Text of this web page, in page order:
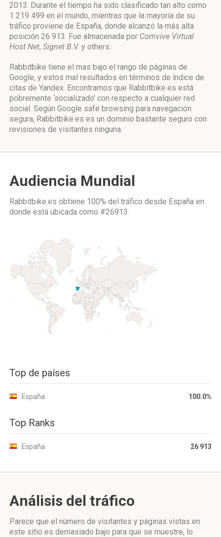
2013. Durante el tiempo ha sido clasificado tan alto como
1 219 499 en el mundo, mientras que la mayoría de su
tráfico proviene de España, donde alcanzó la más alta
posición 26 913. Fue almacenada por Comvive Virtual
Host Net, Signet B.V. y others.
Rabbitbike tiene el mas bajo el rango de páginas de
Google, y estos mal resultados en términos de índice de
citas de Yandex. Encontramos que Rabbitbike.es está
pobremente ‘socializado’ con respecto a cualquier red
social. Según Google safe browsing para navegación
segura, Rabbitbike.es es un dominio bastante seguro con
revisiones de visitantes ninguna.
Audiencia Mundial
Rabbitbike.es obtiene 100% del tráfico desde España en
donde está ubicada como #26913.
Top de países
España 100.0%
Top Ranks
España 26 913
Análisis del tráfico
Parece que el número de visitantes y páginas vistas en
este sitio es demasiado bajo para que se muestre, lo